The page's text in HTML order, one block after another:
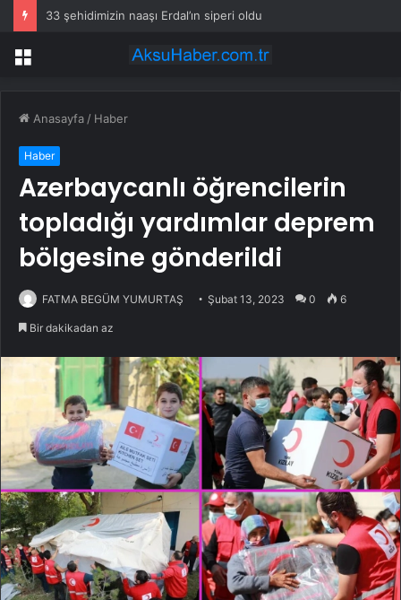
33 şehidimizin naaşı Erdal’ın siperi oldu
Menü
Anasayfa / Haber
Haber
Azerbaycanlı öğrencilerin
topladığı yardımlar deprem
bölgesine gönderildi
FATMA BEGÜM YUMURTAŞ Şubat 13, 2023 0 6
Bir dakikadan az